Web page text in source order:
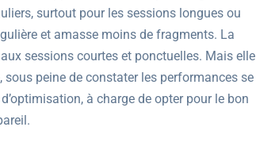
surtout pour les sessions longues ou
et amasse moins de fragments. La
sessions courtes et ponctuelles. Mais elle
peine de constater les performances se
à charge de opter pour le bon